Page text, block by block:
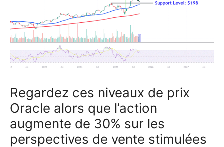
Regardez ces niveaux de prix
Oracle alors que l’action
augmente de 30% sur les
perspectives de vente stimulées